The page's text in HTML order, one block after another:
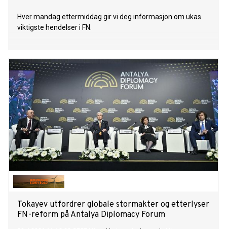
Hver mandag ettermiddag gir vi deg informasjon om ukas
viktigste hendelser i FN.
Tokayev utfordrer globale stormakter og etterlyser
FN-reform på Antalya Diplomacy Forum